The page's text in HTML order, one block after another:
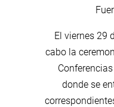
El viernes 29
cabo la
donde se